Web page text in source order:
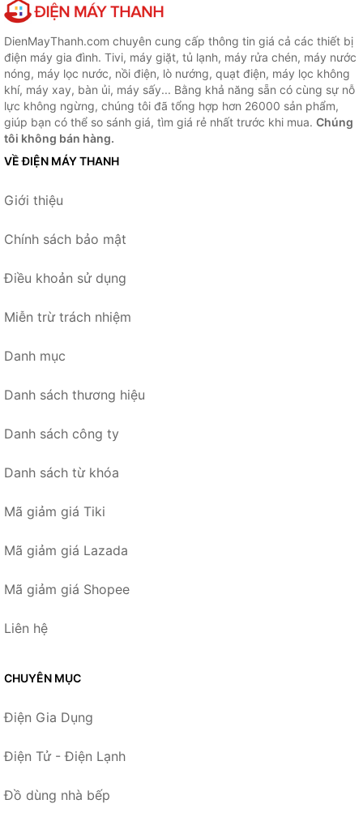
DienMayThanh.com chuyên cung cấp thông tin giá cả các thiết bị
điện máy gia đình. Tivi, máy giặt, tủ lạnh, máy rửa chén, máy nước
nóng, máy lọc nước, nồi điện, lò nướng, quạt điện, máy lọc không
khí, máy xay, bàn ủi, máy sấy... Bằng khả năng sẵn có cùng sự nỗ
lực không ngừng, chúng tôi đã tổng hợp hơn 26000 sản phẩm,
giúp bạn có thể so sánh giá, tìm giá rẻ nhất trước khi mua. Chúng
tôi không bán hàng.
VỀ ĐIỆN MÁY THANH
Giới thiệu
Chính sách bảo mật
Điều khoản sử dụng
Miễn trừ trách nhiệm
Danh mục
Danh sách thương hiệu
Danh sách công ty
Danh sách từ khóa
Mã giảm giá Tiki
Mã giảm giá Lazada
Mã giảm giá Shopee
Liên hệ
CHUYÊN MỤC
Điện Gia Dụng
Điện Tử - Điện Lạnh
Đồ dùng nhà bếp